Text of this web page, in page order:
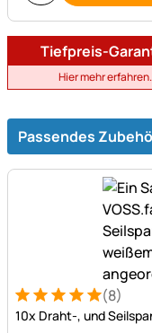
Tiefpreis-
Hier mehr erfahren.
Passendes
Bewertung: 5 von 5
8 Bewertungen
(8)
10x Draht-, und